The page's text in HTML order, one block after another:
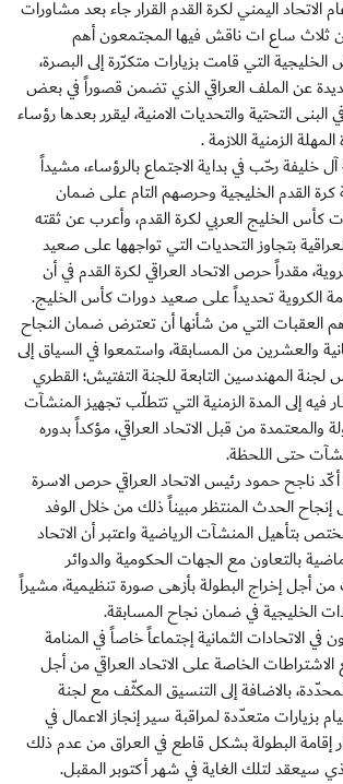
الاتحاد اليمني لكرة القدم القرار جاء بعد مشاورات
ثلاث ساع ات ناقش فيها المجتمعون أهم
التي قامت بزيارات متكرّرة إلى البصرة،
عن الملف العراقي الذي تضمن قصوراً في بعض
التحتية والتحديات الامنية، ليقرر بعدها رؤساء
الزمنية اللازمة .
خليفة رحّب في بداية الاجتماع بالرؤساء، مشيداً
كرة القدم الخليجية وحرصهم التام على ضمان
كأس الخليج العربي لكرة القدم، وأعرب عن ثقته
بتجاوز التحديات التي تواجهها على صعيد
مقدراً حرص الاتحاد العراقي لكرة القدم في أن
الكروية تحديداً على صعيد دورات كأس الخليج.
العقبات التي من شأنها أن تعترض ضمان النجاح
والعشرين من المسابقة، واستمعوا في السياق إلى
المهندسين التابعة للجنة التفتيش؛ القطري
فيه إلى المدة الزمنية التي تتطلّب تجهيز المنشآت
والمعتمدة من قبل الاتحاد العراقي، مؤكداً بدوره
حتى اللحظة.
أكّد ناجح حمود رئيس الاتحاد العراقي حرص الاسرة
إنجاح الحدث المنتظر مبيناً ذلك من خلال الوفد
بتأهيل المنشآت الرياضية واعتبر أن الاتحاد
بالتعاون مع الجهات الحكومية والدوائر
من أجل إخراج البطولة بأزهى صورة تنظيمية، مشيراً
الخليجية في ضمان نجاح المسابقة.
في الاتحادات الثمانية إجتماعاً خاصاً في المنامة
الخاصة على الاتحاد العراقي من أجل
بالاضافة إلى التنسيق المكثّف مع لجنة
بزيارات متعدّدة لمراقبة سير إنجاز الاعمال في
إقامة البطولة بشكل قاطع في العراق من عدم ذلك
سيعقد لتلك الغاية في شهر أكتوبر المقبل.